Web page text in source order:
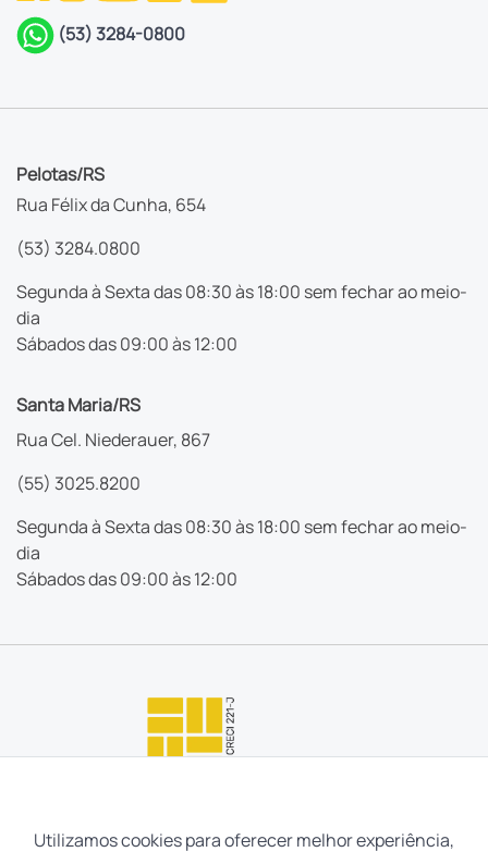
(53) 3284-0800
Pelotas/RS
Rua Félix da Cunha, 654
(53) 3284.0800
Segunda à Sexta das 08:30 às 18:00 sem fechar ao meio-
dia
Sábados das 09:00 às 12:00
Santa Maria/RS
Rua Cel. Niederauer, 867
(55) 3025.8200
Segunda à Sexta das 08:30 às 18:00 sem fechar ao meio-
dia
Sábados das 09:00 às 12:00
Utilizamos cookies para oferecer melhor experiência,